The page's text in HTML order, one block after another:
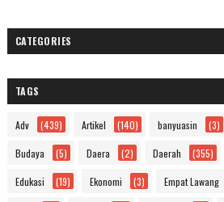
CATEGORIES
TAGS
Adv (439) Artikel (140) banyuasin (3)
Budaya (5) Daera (2) Daerah (355)
Edukasi (19) Ekonomi (3) Empat Lawang